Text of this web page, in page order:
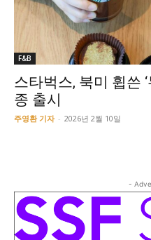
F&B
스타벅스, 북미 휩쓴
종 출시
주영환 기자 - 2026년 2월 10일
-